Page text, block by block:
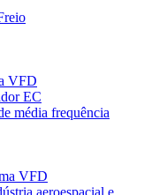
VFD
EC
média frequência
VFD